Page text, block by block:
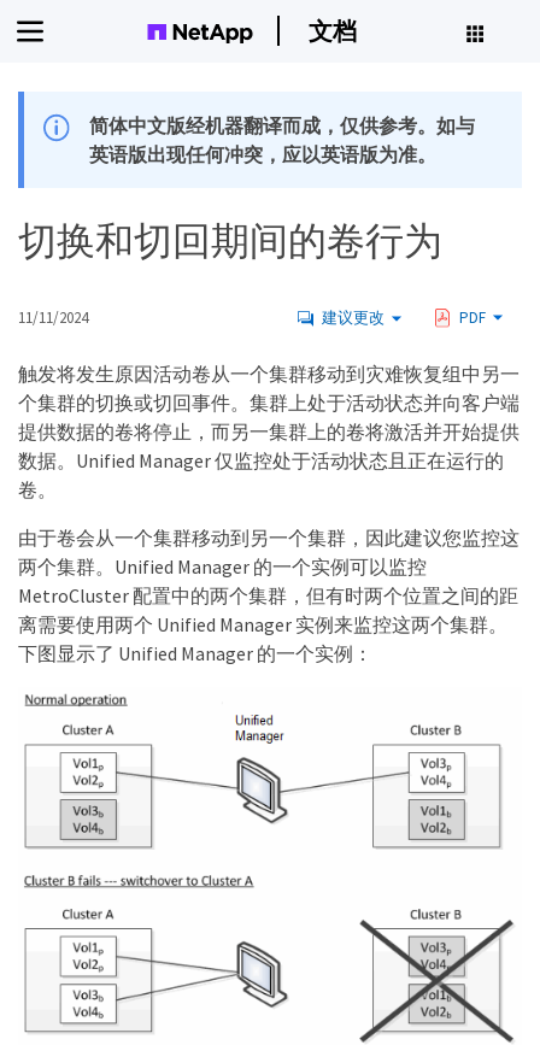
文档
简体中文版经机器翻译而成，仅供参考。如与
英语版出现任何冲突，应以英语版为准。
切换和切回期间的卷行为
11/11/2024 建议更改 PDF
触发将发生原因活动卷从一个集群移动到灾难恢复组中另一
个集群的切换或切回事件。集群上处于活动状态并向客户端
提供数据的卷将停止，而另一集群上的卷将激活并开始提供
数据。Unified Manager 仅监控处于活动状态且正在运行的
卷。
由于卷会从一个集群移动到另一个集群，因此建议您监控这
两个集群。Unified Manager 的一个实例可以监控
MetroCluster 配置中的两个集群，但有时两个位置之间的距
离需要使用两个 Unified Manager 实例来监控这两个集群。
下图显示了 Unified Manager 的一个实例：